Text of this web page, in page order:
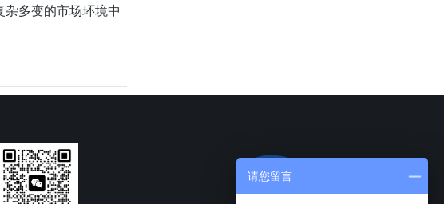
多变的市场环境中
请您留言